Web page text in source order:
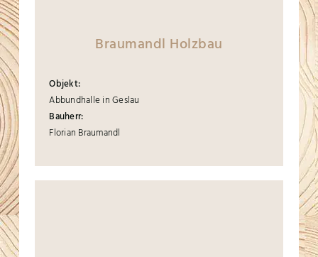
Braumandl Holzbau
Objekt:
Abbundhalle in Geslau
Bauherr:
Florian Braumandl